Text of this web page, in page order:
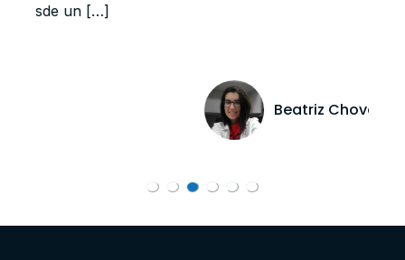
Beatriz Chover